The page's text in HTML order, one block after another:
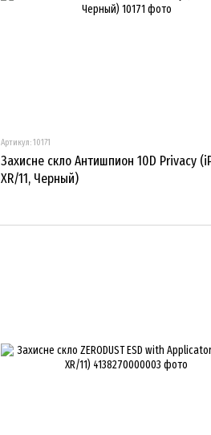
Артикул: 10171
Захисне скло Антишпион 10D Privacy
XR/11, Черный)